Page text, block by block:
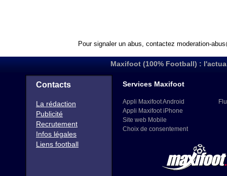
Pour signaler un abus, contactez moderation-
Maxifoot (100% Football) :
Contacts
La rédaction
Publicité
Recrutement
Infos légales
Liens football
Services Maxifoot
Appli Maxifoot Android
Appli Maxifoot iPhone
Site web Mobile
Choix de consentement